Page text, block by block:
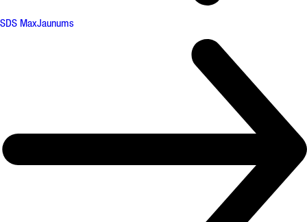
SDS MaxJaunums